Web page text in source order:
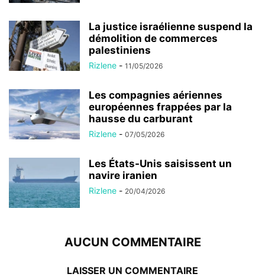
La justice israélienne suspend la
démolition de commerces
palestiniens
Rizlene - 11/05/2026
Les compagnies aériennes
européennes frappées par la
hausse du carburant
Rizlene - 07/05/2026
Les États-Unis saisissent un
navire iranien
Rizlene - 20/04/2026
AUCUN COMMENTAIRE
LAISSER UN COMMENTAIRE